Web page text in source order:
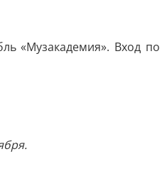
«Музакадемия». Вход по